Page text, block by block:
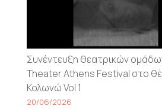
Συνέντευξη θεατρικών
Τheater Athens Festival στο
Κολωνώ Vol 1
20/06/2026